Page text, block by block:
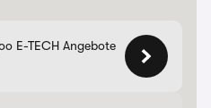
E-TECH Angebote